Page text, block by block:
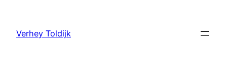
Verhey Toldijk